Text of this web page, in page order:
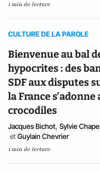
1 min de lecture
CULTURE DE LA PAROLE
Bienvenue au bal
hypocrites : des
SDF aux disputes
la France
crocodiles
Jacques Bichot, Sylvie
et Guylain Chevrier
1 min de lecture